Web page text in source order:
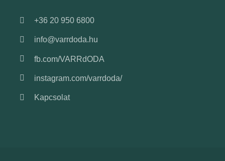
+36 20 950 6800
info@varrdoda.hu
fb.com/VARRdODA
instagram.com/varrdoda/
Kapcsolat